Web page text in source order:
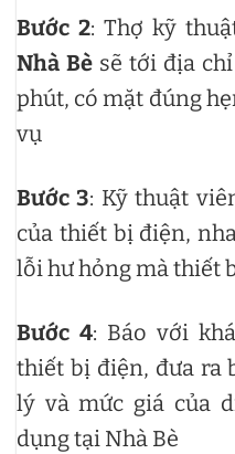
Bước 2: Thợ kỹ
Nhà Bèsẽ tới địa chỉ
phút, có mặt đúng
vụ
Bước 3: Kỹ thuật
của thiết bị điện,
lỗi hư hỏng mà thiết
Bước 4: Báo với
thiết bị điện, đưa ra
lý và mức giá của
dụng tại Nhà Bè